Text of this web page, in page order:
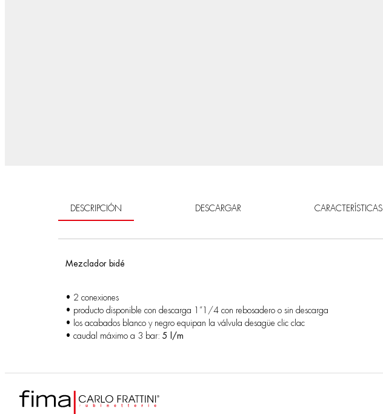
DESCRIPCIÓN DESCARGAR CARACTERÍSTICAS
Mezclador bidé
• 2 conexiones
• producto disponible con descarga 1”1/4 con rebosadero o sin descarga
• los acabados blanco y negro equipan la válvula desagüe clic clac
• caudal máximo a 3 bar: 5 l/m